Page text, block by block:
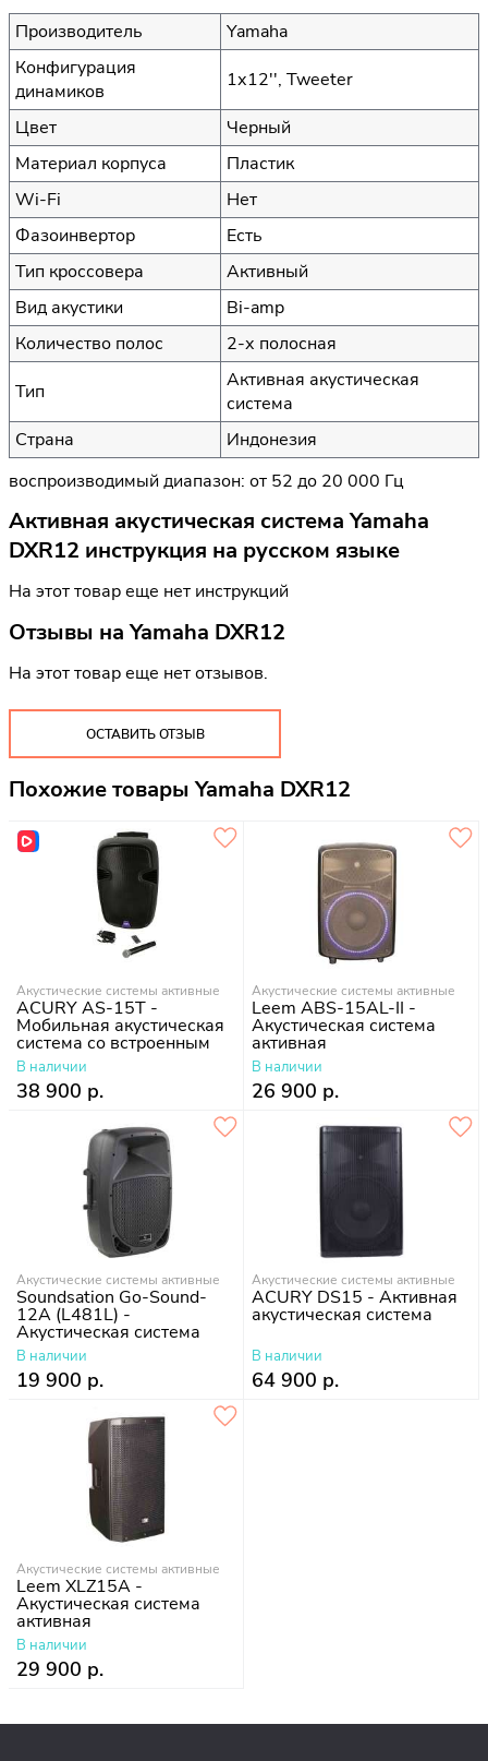
Производитель
Yamaha
Конфигурация
динамиков
1х12'', Tweeter
Цвет
Черный
Материал корпуса
Пластик
Wi-Fi
Нет
Фазоинвертор
Есть
Тип кроссовера
Активный
Вид акустики
Bi-amp
Количество полос
2-х полосная
Тип
Активная акустическая
система
Страна
Индонезия
воспроизводимый диапазон: от 52 до 20 000 Гц
Активная акустическая система Yamaha
DXR12 инструкция на русском языке
На этот товар еще нет инструкций
Отзывы наYamaha DXR12
На этот товар еще нет отзывов.
ОСТАВИТЬ ОТЗЫВ
Похожие товары Yamaha DXR12
Акустические системы активные
ACURY AS-15T -
Мобильная акустическая
система со встроенным
усилителем,
аккумулятором, 2
микрофона
В наличии
38 900 р.
Акустические системы активные
Leem ABS-15AL-II -
Акустическая система
активная
В наличии
26 900 р.
Акустические системы активные
Soundsation Go-Sound-
12A (L481L) -
Акустическая система
активная, 880 Вт
В наличии
19 900 р.
Акустические системы активные
ACURY DS15 - Активная
акустическая система
В наличии
64 900 р.
Акустические системы активные
Leem XLZ15A -
Акустическая система
активная
В наличии
29 900 р.